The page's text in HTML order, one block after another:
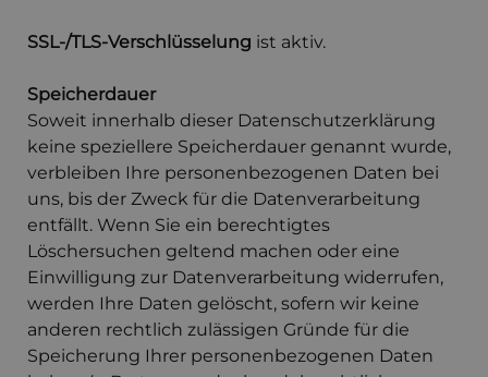
SSL-/TLS-Verschlüsselung ist aktiv.
Speicherdauer
Soweit innerhalb dieser Datenschutzerklärung
keine speziellere Speicherdauer genannt wurde,
verbleiben Ihre personenbezogenen Daten bei
uns, bis der Zweck für die Datenverarbeitung
entfällt. Wenn Sie ein berechtigtes
Löschersuchen geltend machen oder eine
Einwilligung zur Datenverarbeitung widerrufen,
werden Ihre Daten gelöscht, sofern wir keine
anderen rechtlich zulässigen Gründe für die
Speicherung Ihrer personenbezogenen Daten